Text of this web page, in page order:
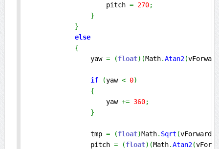
                    pitch
= 270;
}
}
else
{
                yaw
= (float) (Math.Atan2(
if (yaw < 0)
{
                    yaw
+= 360;
}
                tmp
= (float)Math. Sqrt (vForward .
                pitch
= (float) (Math.Atan2(